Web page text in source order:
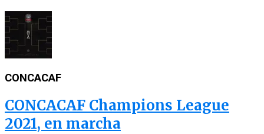
CONCACAF
CONCACAF Champions League
2021, en marcha